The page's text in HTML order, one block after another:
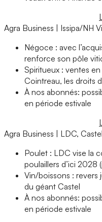
Agra Business | Issipa/NH
Négoce : avec
renforce son pôle
Spiritueux : ventes
Cointreau, les droits
À nos abonnés:
en période estivale
Agra Business | LDC, Castel
Poulet : LDC vise la
poulaillers d’ici 2028
Vin/boissons : revers
du géant Castel
À nos abonnés:
en période estivale